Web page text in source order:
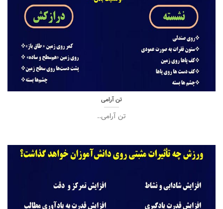
تن آرامی
تن آرامی..